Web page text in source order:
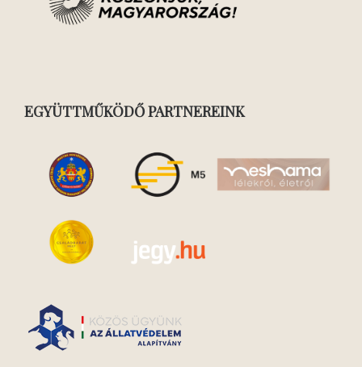
EGYÜTTMŰKÖDŐ PARTNEREINK